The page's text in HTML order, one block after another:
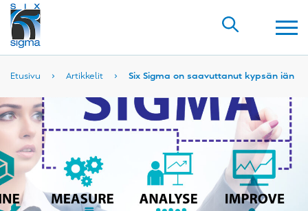
Etusivu › Artikkelit › Six Sigma on saavuttanut kypsän iän